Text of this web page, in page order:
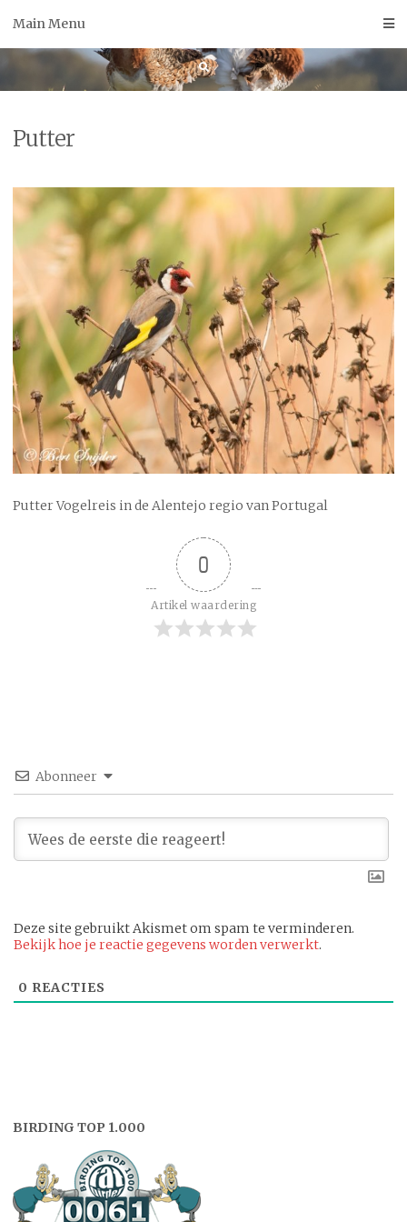
Main Menu
Putter
Putter Vogelreis in de Alentejo regio van Portugal
0
Artikel waardering
Abonneer
Deze site gebruikt Akismet om spam te verminderen.
Bekijk hoe je reactie gegevens worden verwerkt.
0 REACTIES
BIRDING TOP 1.000